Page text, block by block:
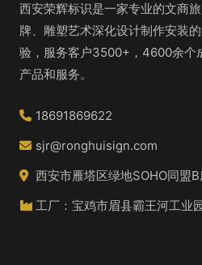
西安荣辉标识是一家专业的文商
牌、雕塑艺术深化设计制作安装
验，服务客户3500+，4600余个
产品和服务。
18691869622
sjr@ronghuisign.com
西安市雁塔区绿地SOHO同盟B
工厂：宝鸡市眉县霸王河工业